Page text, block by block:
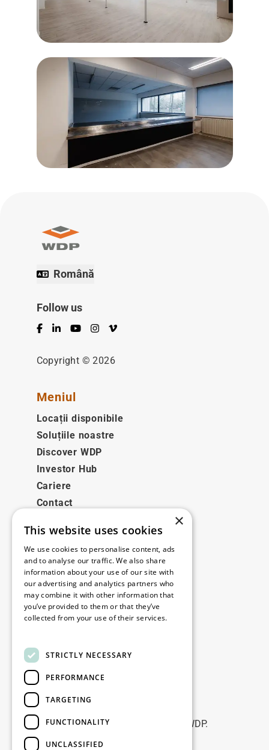
Română
Follow us
Facebook
LinkedInYouTubeInstagram
Vimeo
Copyright © 2026
Meniul
Locații disponibile
Soluțiile noastre
Discover WDP
Investor Hub
Cariere
Contact
Legale
Disclaimer
Privacy policy
Cookie policy
Contact
Fii la curent
Rămâneți la curent: abonați-vă la
newsletterele noastre de Marketing WDP.
×
This website uses cookies
We use cookies to personalise content, ads
and to analyse our traffic. We also share
information about your use of our site with
our advertising and analytics partners who
may combine it with other information that
you’ve provided to them or that they’ve
collected from your use of their services.
STRICTLY NECESSARY
PERFORMANCE
TARGETING
FUNCTIONALITY
UNCLASSIFIED